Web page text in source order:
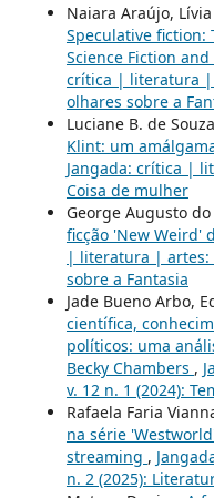
Naiara Araújo,
Speculative fiction:
Science Fiction
crítica | literatura |
olhares sobre a
Luciane B. de
Klint: um
Jangada: crítica |
Coisa de mulher
George Augusto
ficção 'New Weird'
| literatura | artes:
sobre a Fantasia
Jade Bueno Arbo,
científica,
políticos: uma
Becky Chambers ,
v. 12 n. 1 (2024):
Rafaela Faria
na série
streaming ,
n. 2 (2025):